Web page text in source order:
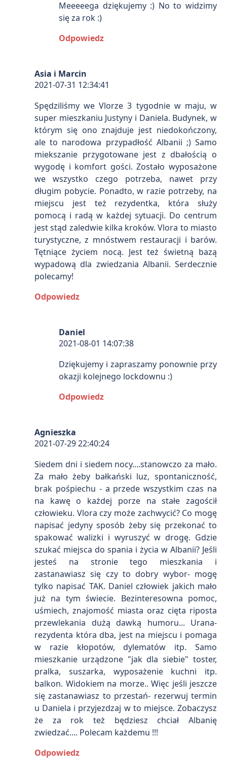
Meeeeega dziękujemy :) No to widzimy
się za rok :)
Odpowiedz
Asia i Marcin
2021-07-31 12:34:41
Spędziliśmy we Vlorze 3 tygodnie w maju, w
super mieszkaniu Justyny i Daniela. Budynek, w
którym się ono znajduje jest niedokończony,
ale to narodowa przypadłość Albanii ;) Samo
miekszanie przygotowane jest z dbałością o
wygodę i komfort gości. Zostało wyposażone
we wszystko czego potrzeba, nawet przy
długim pobycie. Ponadto, w razie potrzeby, na
miejscu jest też rezydentka, która służy
pomocą i radą w każdej sytuacji. Do centrum
jest stąd zaledwie kilka kroków. Vlora to miasto
turystyczne, z mnóstwem restauracji i barów.
Tętniące życiem nocą. Jest też świetną bazą
wypadową dla zwiedzania Albanii. Serdecznie
polecamy!
Odpowiedz
Daniel
2021-08-01 14:07:38
Dziękujemy i zapraszamy ponownie przy
okazji kolejnego lockdownu :)
Odpowiedz
Agnieszka
2021-07-29 22:40:24
Siedem dni i siedem nocy....stanowczo za mało.
Za mało żeby bałkański luz, spontaniczność,
brak pośpiechu - a przede wszystkim czas na
na kawę o każdej porze na stałe zagościł
człowieku. Vlora czy może zachwycić? Co mogę
napisać jedyny sposób żeby się przekonać to
spakować walizki i wyruszyć w drogę. Gdzie
szukać miejsca do spania i życia w Albanii? Jeśli
jesteś na stronie tego mieszkania i
zastanawiasz się czy to dobry wybor- mogę
tylko napisać TAK. Daniel człowiek jakich mało
już na tym świecie. Bezinteresowna pomoc,
uśmiech, znajomość miasta oraz cięta riposta
przewlekania dużą dawką humoru... Urana-
rezydenta która dba, jest na miejscu i pomaga
w razie kłopotów, dylematów itp. Samo
mieszkanie urządzone "jak dla siebie" toster,
pralka, suszarka, wyposażenie kuchni itp.
balkon. Widokiem na morze.. Więc jeśli jeszcze
się zastanawiasz to przestań- rezerwuj termin
u Daniela i przyjezdzaj w to miejsce. Zobaczysz
że za rok też będziesz chciał Albanię
zwiedzać.... Polecam każdemu !!!
Odpowiedz